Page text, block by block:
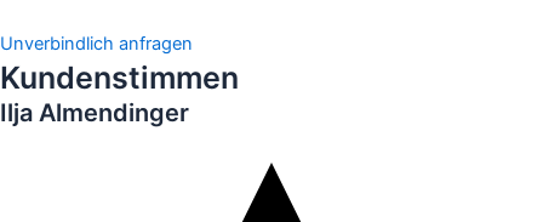
Unverbindlich anfragen
Kundenstimmen
Ilja Almendinger